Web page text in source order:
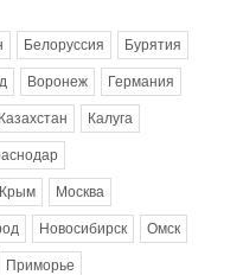
Белоруссия Бурятия
Воронеж Германия
Казахстан Калуга
Крым Москва
Новосибирск Омск
Приморье